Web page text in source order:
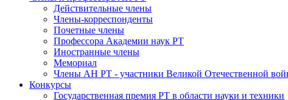
Действительные члены
Члены-корреспонденты
Почетные члены
Профессора Академии наук РТ
Иностранные члены
Мемориал
Члены АН РТ - участники Великой Отечественной
Конкурсы
Государственная премия РТ в области науки и техники